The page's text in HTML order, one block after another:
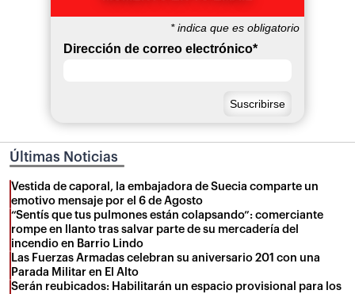
*indica que es obligatorio
Dirección de correo electrónico*
Últimas Noticias
Vestida de caporal, la embajadora de Suecia comparte un
emotivo mensaje por el 6 de Agosto
“Sentís que tus pulmones están colapsando”: comerciante
rompe en llanto tras salvar parte de su mercadería del
incendio en Barrio Lindo
Las Fuerzas Armadas celebran su aniversario 201 con una
Parada Militar en El Alto
Serán reubicados: Habilitarán un espacio provisional para los